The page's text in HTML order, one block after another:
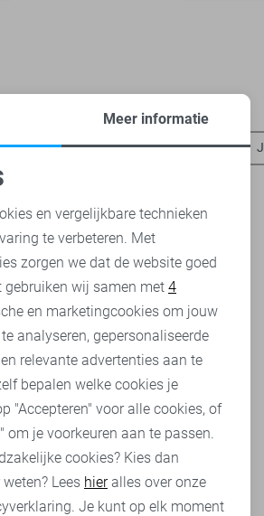
bekeken?
t-shirts Jacqueline de Yong broeken
cookies
cookies
Meer informatie
en vergelijkbare technieken
te verbeteren. Met
zorgen we dat de website goed
gebruiken wij samen met 4
en marketingcookies om jouw
analyseren, gepersonaliseerde
relevante advertenties aan te
bepalen welke cookies je
"Accepteren" voor alle cookies, of
om je voorkeuren aan te passen.
cookies? Kies dan
Lees hieralles over onze
Je kunt op elk moment